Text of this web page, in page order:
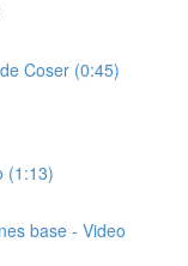
Coser (0:45)
(1:13)
base - Video